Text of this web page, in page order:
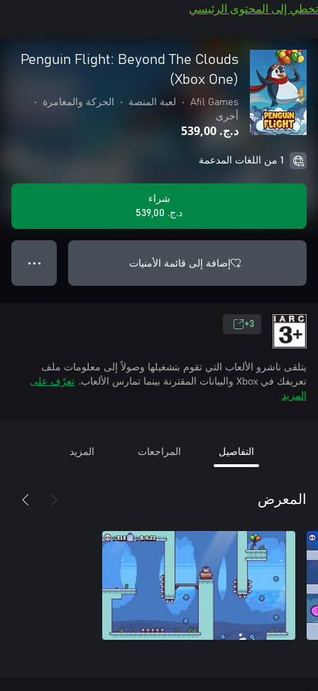
تخطي إلى المحتوى الرئيسي
Penguin Flight: Beyond The Clouds
(Xbox One)
Afil Games
• لعبة المنصة • الحركة والمغامرة
•
أخرى
د.ج.‏ 539,00
1 من اللغات المدعمة
شراء
د.ج.‏ 539,00
إضافة إلى قائمة الأمنيات ● ● ●
3+
يتلقى ناشرو الألعاب التي تقوم بتشغيلها وصولاً إلى معلومات ملف
تعريفك في Xbox والبيانات المقترنة بينما تمارس الألعاب.
تعرّف على
المزيد
التفاصيل المراجعات المزيد
المعرض